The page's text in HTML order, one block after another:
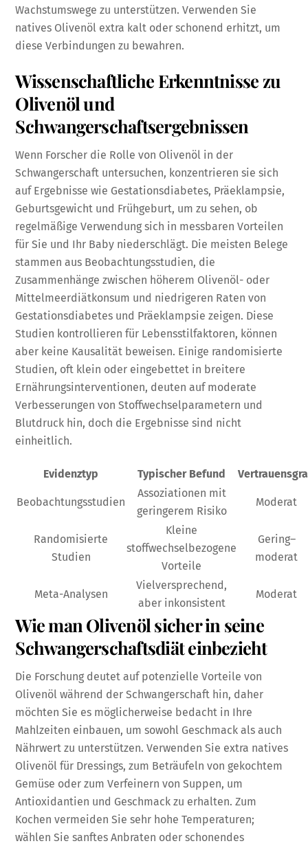
Wachstumswege zu unterstützen. Verwenden Sie
natives Olivenöl extra kalt oder schonend erhitzt, um
diese Verbindungen zu bewahren.
Wissenschaftliche Erkenntnisse zu
Olivenöl und
Schwangerschaftsergebnissen
Wenn Forscher die Rolle von Olivenöl in der
Schwangerschaft untersuchen, konzentrieren sie sich
auf Ergebnisse wie Gestationsdiabetes, Präeklampsie,
Geburtsgewicht und Frühgeburt, um zu sehen, ob
regelmäßige Verwendung sich in messbaren Vorteilen
für Sie und Ihr Baby niederschlägt. Die meisten Belege
stammen aus Beobachtungsstudien, die
Zusammenhänge zwischen höherem Olivenöl- oder
Mittelmeerdiätkonsum und niedrigeren Raten von
Gestationsdiabetes und Präeklampsie zeigen. Diese
Studien kontrollieren für Lebensstilfaktoren, können
aber keine Kausalität beweisen. Einige randomisierte
Studien, oft klein oder eingebettet in breitere
Ernährungsinterventionen, deuten auf moderate
Verbesserungen von Stoffwechselparametern und
Blutdruck hin, doch die Ergebnisse sind nicht
einheitlich.
Evidenztyp Typischer Befund
Beobachtungsstudien
Assoziationen mit
geringerem Risiko
Moderat
Randomisierte
Studien
Kleine
stoffwechselbezogene
Vorteile
Gering–
moderat
Meta-Analysen
Vielversprechend,
aber inkonsistent
Moderat
Wie man Olivenöl sicher in seine
Schwangerschaftsdiät einbezieht
Die Forschung deutet auf potenzielle Vorteile von
Olivenöl während der Schwangerschaft hin, daher
möchten Sie es möglicherweise bedacht in Ihre
Mahlzeiten einbauen, um sowohl Geschmack als auch
Nährwert zu unterstützen. Verwenden Sie extra natives
Olivenöl für Dressings, zum Beträufeln von gekochtem
Gemüse oder zum Verfeinern von Suppen, um
Antioxidantien und Geschmack zu erhalten. Zum
Kochen vermeiden Sie sehr hohe Temperaturen;
wählen Sie sanftes Anbraten oder schonendes